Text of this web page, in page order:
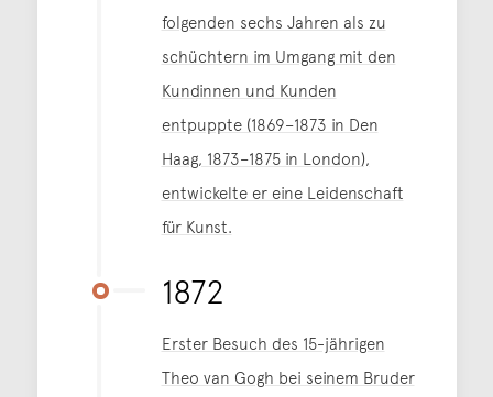
folgenden sechs Jahren als zu
schüchtern im Umgang mit den
Kundinnen und Kunden
entpuppte (1869–1873 in Den
Haag, 1873–1875 in London),
entwickelte er eine Leidenschaft
für Kunst.
1872
Erster Besuch des 15-jährigen
Theo van Gogh bei seinem Bruder